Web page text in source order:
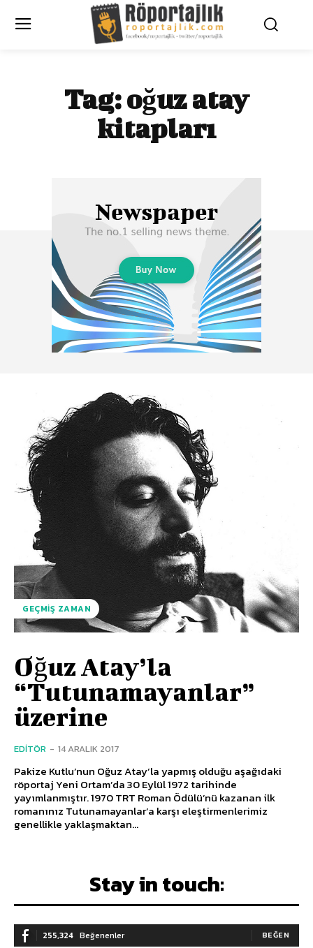
Tag:oğuz atay
kitapları
GEÇMIŞ ZAMAN
Oğuz Atay’la
“Tutunamayanlar”
üzerine
EDITÖR - 14 ARALIK 2017
Pakize Kutlu’nun Oğuz Atay‘la yapmış olduğu aşağıdaki
röportaj Yeni Ortam’da 30 Eylül 1972 tarihinde
yayımlanmıştır. 1970 TRT Roman Ödülü’nü kazanan ilk
romanınız Tutunamayanlar‘a karşı eleştirmenlerimiz
genellikle yaklaşmaktan...
Stay in touch:
255,324 Beğenenler BEĞEN